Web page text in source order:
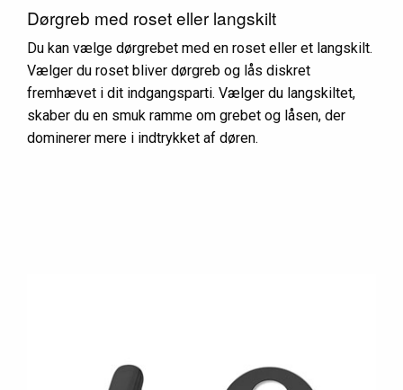
Dørgreb med roset eller langskilt
Du kan vælge dørgrebet med en roset eller et langskilt.
Vælger du roset bliver dørgreb og lås diskret
fremhævet i dit indgangsparti. Vælger du langskiltet,
skaber du en smuk ramme om grebet og låsen, der
dominerer mere i indtrykket af døren.